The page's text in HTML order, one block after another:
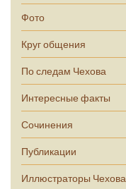
Фото
Круг общения
По следам Чехова
Интересные факты
Сочинения
Публикации
Иллюстраторы Чехова